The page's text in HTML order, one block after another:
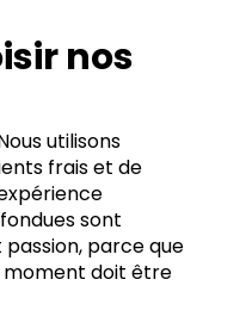
nos
utilisons
frais et de
sont
parce que
moment doit être